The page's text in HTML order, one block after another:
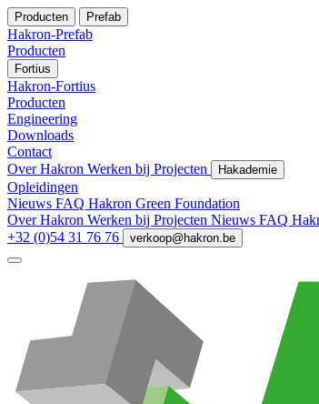
Producten Prefab
Hakron-Prefab
Producten
Fortius
Hakron-Fortius
Producten
Engineering
Downloads
Contact
Over Hakron Werken bij Projecten Hakademie
Opleidingen
Nieuws FAQ Hakron Green Foundation
Over Hakron Werken bij Projecten Nieuws FAQ
+32 (0)54 31 76 76
verkoop@hakron.be